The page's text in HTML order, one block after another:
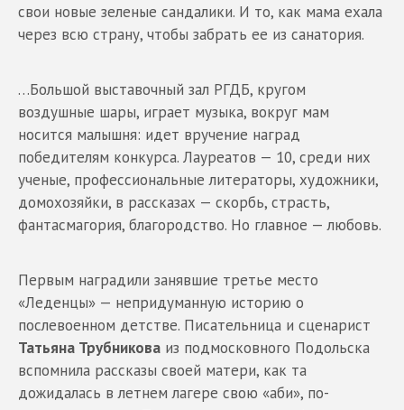
свои новые зеленые сандалики. И то, как мама ехала
через всю страну, чтобы забрать ее из санатория.
…Большой выставочный зал РГДБ, кругом
воздушные шары, играет музыка, вокруг мам
носится малышня: идет вручение наград
победителям конкурса. Лауреатов — 10, среди них
ученые, профессиональные литераторы, художники,
домохозяйки, в рассказах — скорбь, страсть,
фантасмагория, благородство. Но главное — любовь.
Первым наградили занявшие третье место
«Леденцы» — непридуманную историю о
послевоенном детстве. Писательница и сценарист
Татьяна Трубникова из подмосковного Подольска
вспомнила рассказы своей матери, как та
дожидалась в летнем лагере свою «аби», по-